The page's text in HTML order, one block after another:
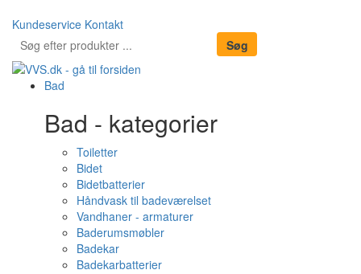
Kundeservice Kontakt
Bad
Bad - kategorier
Toiletter
Bidet
Bidetbatterier
Håndvask til badeværelset
Vandhaner - armaturer
Baderumsmøbler
Badekar
Badekarbatterier